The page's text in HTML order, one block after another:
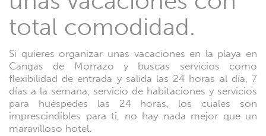
total comodidad.
Si quieres organizar unas vacaciones en la playa en
Cangas de Morrazo y buscas servicios como
flexibilidad de entrada y salida las 24 horas al día, 7
días a la semana, servicio de habitaciones y servicios
para huéspedes las 24 horas, los cuales son
imprescindibles para ti, no hay nada mejor que un
maravilloso hotel.